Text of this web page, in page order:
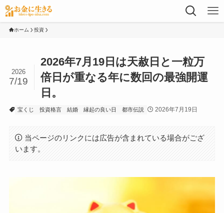
ホーム 投資
2026年7月19日は天赦日と一粒万
倍日が重なる年に数回の最強開運
日。
2026
7/19
宝くじ 投資格言 結婚 縁起の良い日 都市伝説 2026年7月19日
当ページのリンクには広告が含まれている場合がござ
います。